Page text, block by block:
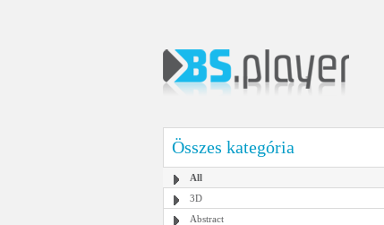
Összes kategória
All
3D
Abstract